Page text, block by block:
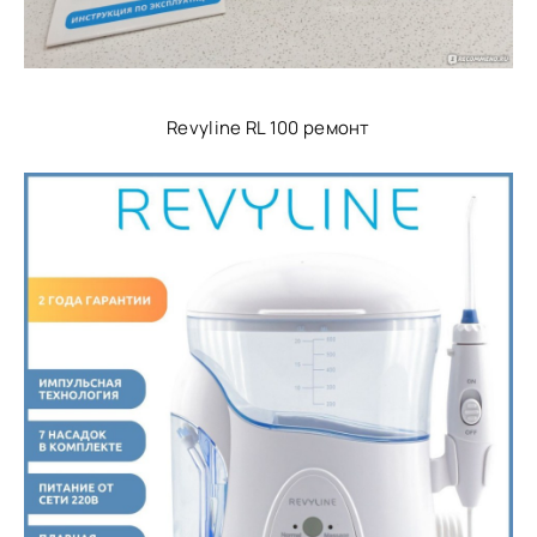
Revyline RL 100 ремонт